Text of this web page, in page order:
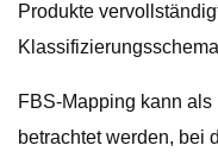
Produkte
FBS-Mapping kann
betrachtet werden, bei